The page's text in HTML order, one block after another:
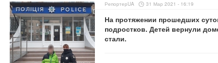
РепортерUA 31 Мар 2021 - 16:19
На протяжении прошедших
подростков. Детей вернули
стали.